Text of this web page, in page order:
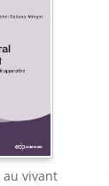
vivant